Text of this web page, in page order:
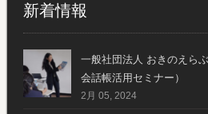
新着情報
一般社団法人 おきのえら
会話帳活用セミナー）
2月 05, 2024